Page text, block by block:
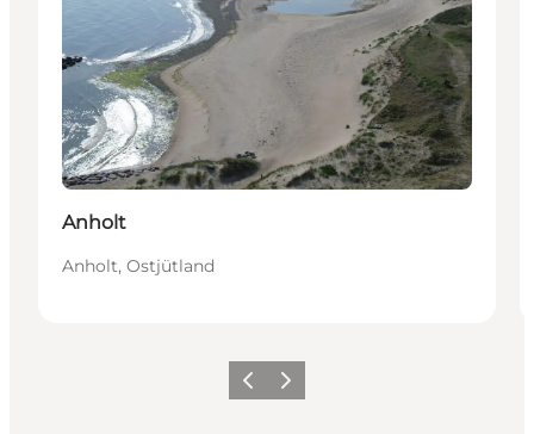
Anholt
Anholt, Ostjütland
ZurückWeiter